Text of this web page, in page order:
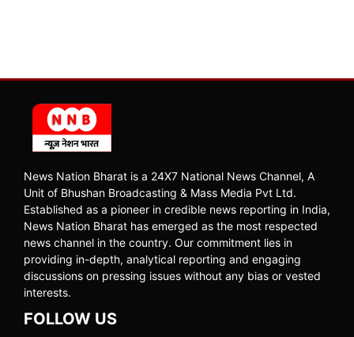
News Nation Bharat is a 24X7 National News Channel, A
Unit of Bhushan Broadcasting & Mass Media Pvt Ltd.
Established as a pioneer in credible news reporting in India,
News Nation Bharat has emerged as the most respected
news channel in the country. Our commitment lies in
providing in-depth, analytical reporting and engaging
discussions on pressing issues without any bias or vested
interests.
FOLLOW US